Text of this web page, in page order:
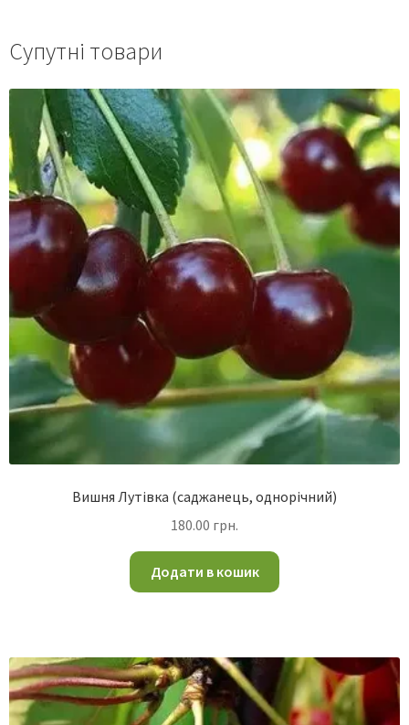
Супутні товари
Вишня Лутівка (саджанець, однорічний)
180.00 грн.
Додати в кошик